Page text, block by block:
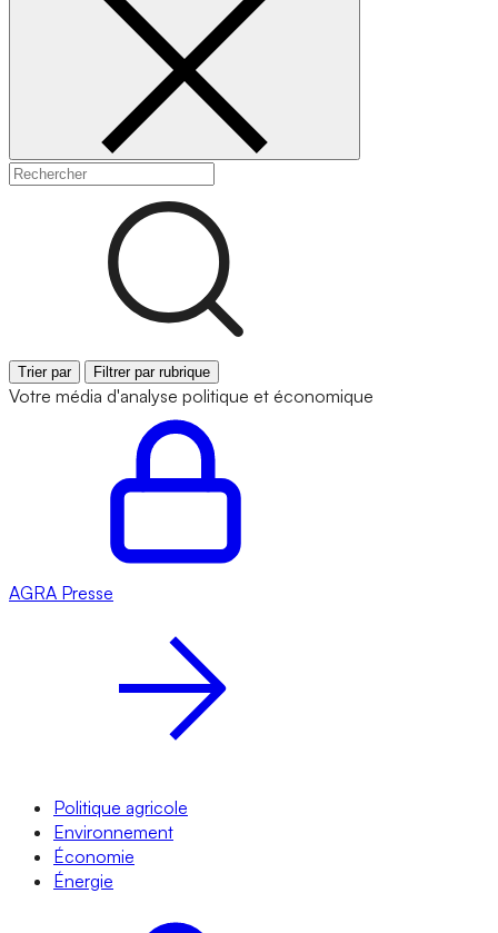
Trier par Filtrer par rubrique
Votre média d'analyse politique et économique
AGRA Presse
Politique agricole
Environnement
Économie
Énergie